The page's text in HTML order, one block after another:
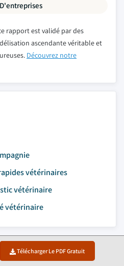
Télécharger Le PDF Gratuit
rapport est validé par des
ascendante véritable et
Découvrez notre
vétérinaires
vétérinaire
vétérinaire